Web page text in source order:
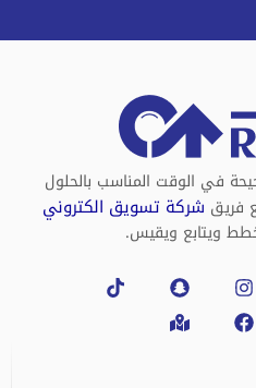
في الوقت المناسب بالحلول
فريق شركة تسويق الكتروني
ويتابع ويقيس.
Instagram
Snapchat
Tiktok Facebook
Map-
marked-
alt